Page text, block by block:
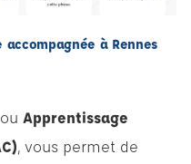
à Rennes
Apprentissage
, vous permet de